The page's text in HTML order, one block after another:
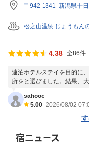
〒942-1341 新潟県十
松之山温泉 じょうもん
4.38 全86件
連泊ホテルステイを目的に
所をと選びました。結果、
sahooo
5.00 2026/08/02
宿ニュース